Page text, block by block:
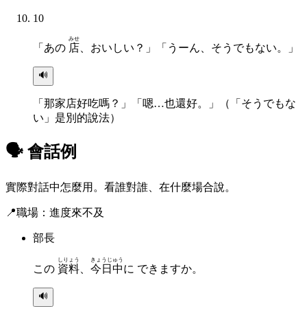
10
「あの 店
みせ
、おいしい？」「うーん、そうでもない。」
🔊
「那家店好吃嗎？」「嗯…也還好。」（「そうでもな
い」是別的說法）
🗣 會話例
實際對話中怎麼用。看誰對誰、在什麼場合說。
📍職場：進度來不及
部長
この 資料
しりょう
、 今日中
きょうじゅう
に できますか。
🔊